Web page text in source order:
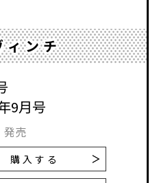
ィンチ
9月号
発売
購入する